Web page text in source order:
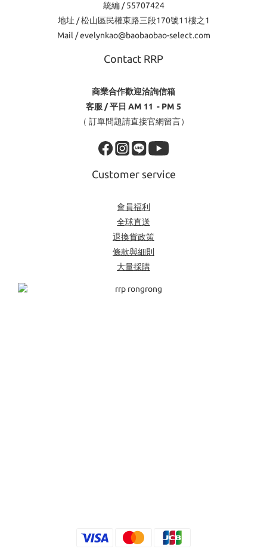
統編 / 55707424
地址 / 松山區民權東路三段170號11樓之1
Mail / evelynkao@baobaobao-select.com
Contact RRP
商業合作歡迎洽詢信箱
客服 / 平日 AM 11 - PM 5
（ 訂單問題請直接官網留言）
Customer service
會員福利
全球直送
退換貨政策
條款與細則
大量採購